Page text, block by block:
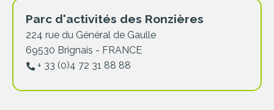
Parc d'activités des Ronzières
224 rue du Général de Gaulle
69530 Brignais - FRANCE
+ 33 (0)4 72 31 88 88